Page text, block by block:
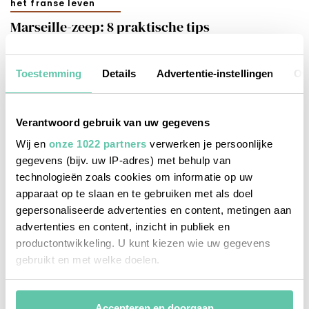
Toestemming Details Advertentie-instellingen
Verantwoord gebruik van uw gegevens
Wij en onze 1022 partners verwerken je persoonlijke
gegevens (bijv. uw IP-adres) met behulp van
technologieën zoals cookies om informatie op uw
apparaat op te slaan en te gebruiken met als doel
gepersonaliseerde advertenties en content, metingen aan
advertenties en content, inzicht in publiek en
productontwikkeling. U kunt kiezen wie uw gegevens
gebruikt en met welke doelen.
Als u het toestaat, willen we ook graag:
het franse leven
Marseille-zeep: 8 praktische tips